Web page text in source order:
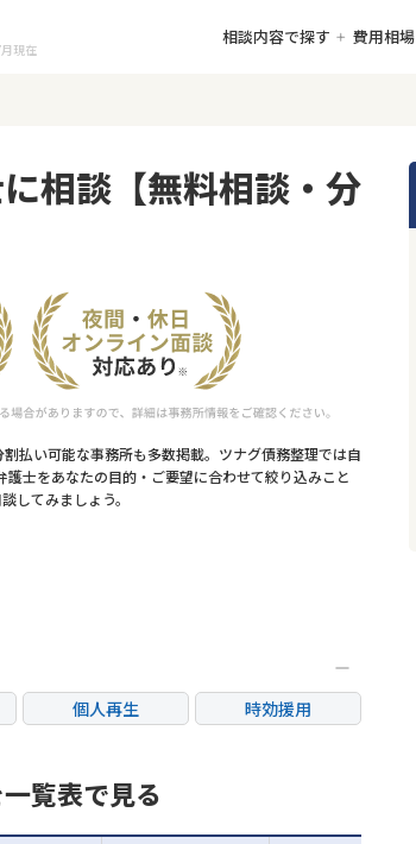
現在
相談内容で探す 費用相場
相談【無料相談・分
払い可能な事務所も多数掲載。ツナグ債務整理では自
士をあなたの目的・ご要望に合わせて絞り込みこと
してみましょう。
個人再生
時効援用
覧表で見る